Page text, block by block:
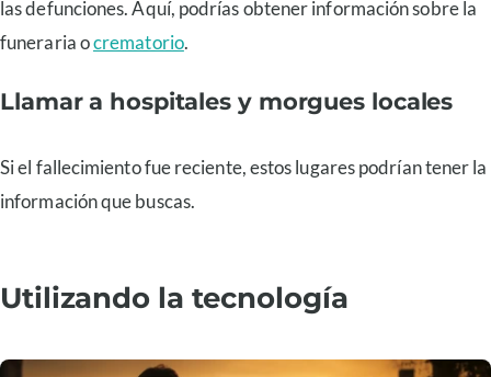
las defunciones. Aquí, podrías obtener información sobre la
funeraria ocrematorio.
Llamar a hospitales y morgues locales
Si el fallecimiento fue reciente, estos lugares podrían tener la
información que buscas.
Utilizando la tecnología